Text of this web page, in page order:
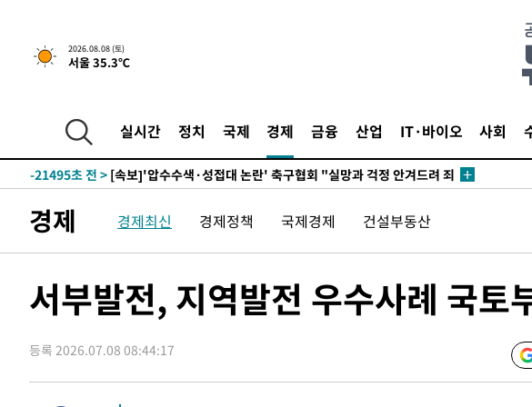
2026.08.08 (토)
서울 35.3℃
실시간 정치 국제 경제 금융 산업 IT·바이오 사회
-30357초 전 >남자 농구, 나고야 아시안게임서 '홈팀' 일본과 한일전
-29733초 전 >여수 오동도 해상서 모터보트 전복…1명 사망·1명 실종
주 날씨]
-22978초 전 >
축구협회 "압수수색·성접대 논란 사과…쇄신의 기회로 삼겠다"
-21495초 전 >
송"
-10116초 전 > '최고 37도' 폭염 지속…강원동해안 최대 150㎜ 비
-30357초 전 >
남자 농구, 나고야 아시안게임서 '홈팀' 일본과 한일전
-29733초 전 >여수 오동도 해상서 모터보트 전복…1명 사망·1명 실종
주 날씨]
-22978초 전 >축구협회 "압수수색·성접대 논란 사과…쇄신의 기회로 삼겠다"
송"
-10116초 전 >'최고 37도' 폭염 지속…강원동해안 최대 150㎜ 비
-3242초 전 >[속보]뉴욕증시 상승 마감…S&P 0.6% 나스닥 1.3%↑
경제 경제최신 경제정책 국제경제 건설부동산
서부발전, 지역발전 우수사례 국토
등록 2026.07.08 08:44:17